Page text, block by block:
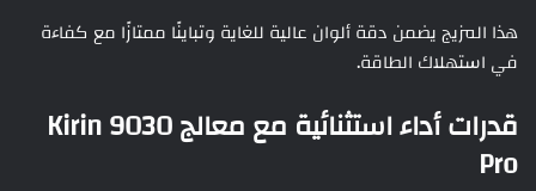
هذا المزيج يضمن دقة ألوان عالية للغاية وتباينًا ممتازًا مع كفاءة
في استهلاك الطاقة.
قدرات أداء استثنائية مع معالج Kirin 9030
Pro